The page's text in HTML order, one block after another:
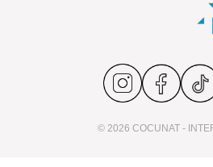
© 2026 COCUNAT -